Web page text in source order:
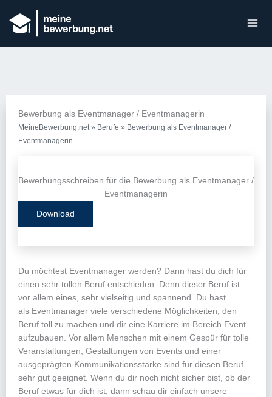
Bewerbung als Eventmanager / Eventmanagerin
MeineBewerbung.net » Berufe » Bewerbung als Eventmanager /
Eventmanagerin
Bewerbungsschreiben für die Bewerbung als Eventmanager /
Eventmanagerin
Download
Du möchtest Eventmanager werden? Dann hast du dich für
einen sehr tollen Beruf entschieden. Denn dieser Beruf ist
vor allem eines, sehr vielseitig und spannend. Du hast
als Eventmanager viele verschiedene Möglichkeiten, den
Beruf toll zu machen und dir eine Karriere im Bereich Event
aufzubauen. Vor allem Menschen mit einem Gespür für tolle
Veranstaltungen, Gestaltungen von Events und einer
ausgeprägten Kommunikationsstärke sind für diesen Beruf
sehr gut geeignet. Wenn du dir noch nicht sicher bist, ob der
Beruf etwas für dich ist, dann schau dir einfach unsere